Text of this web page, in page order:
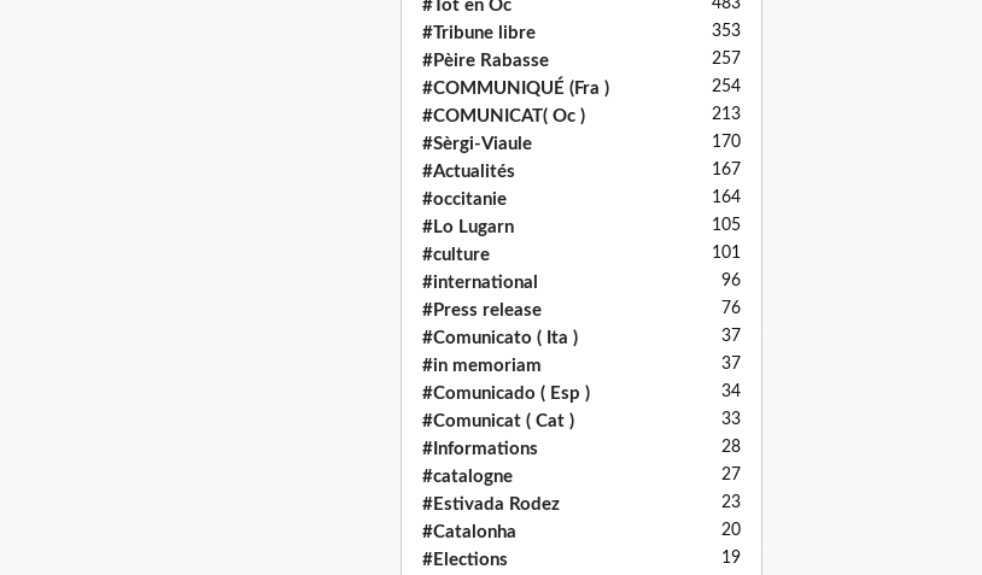
#Tot en Oc 483
#Tribune libre 353
#Pèire Rabasse 257
#COMMUNIQUÉ (Fra ) 254
#COMUNICAT( Oc ) 213
#Sèrgi-Viaule 170
#Actualités 167
#occitanie 164
#Lo Lugarn 105
#culture 101
#international 96
#Press release 76
#Comunicato ( Ita ) 37
#in memoriam 37
#Comunicado ( Esp ) 34
#Comunicat ( Cat ) 33
#Informations 28
#catalogne 27
#Estivada Rodez 23
#Catalonha 20
#Elections 19